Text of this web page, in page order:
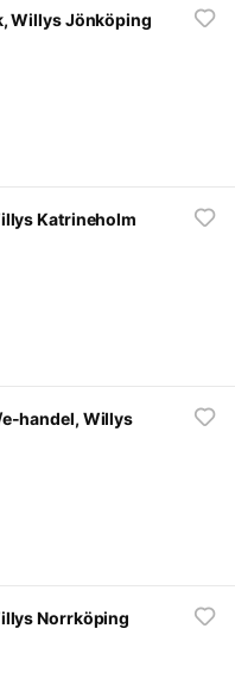
Willys Jönköping
Katrineholm
handel, Willys
Norrköping